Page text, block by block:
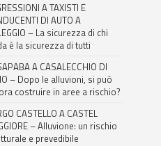
A TAXISTI E
DI AUTO A
– La sicurezza di chi
è la sicurezza di tutti
A CASALECCHIO DI
– Dopo le alluvioni, si può
costruire in aree a rischio?
CASTELLO A CASTEL
– Alluvione: un rischio
e prevedibile